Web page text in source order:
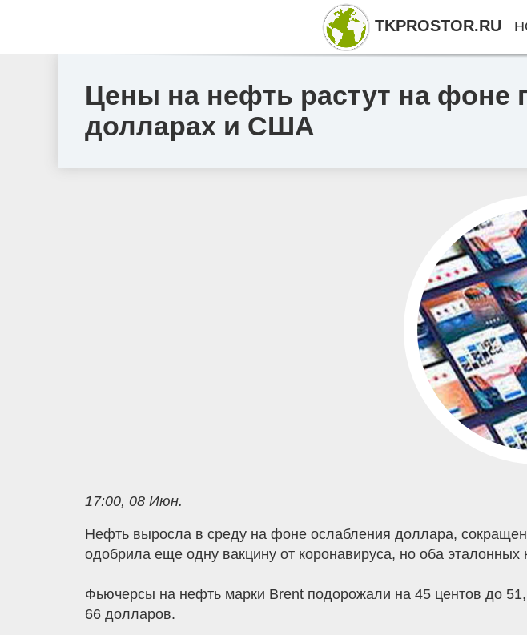
Цены на нефть растут на фоне
долларах и США
17:00, 08 Июн.
Нефть выросла в среду на фоне ослабления доллара,
одобрила еще одну вакцину от коронавируса, но оба
Фьючерсы на нефть марки Brent подорожали на 45 центов до
66 долларов.
TKPROSTOR.RU